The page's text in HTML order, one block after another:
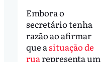
Embora o
secretário tenha
razão ao afirmar
que asituação de
ruarepresenta um